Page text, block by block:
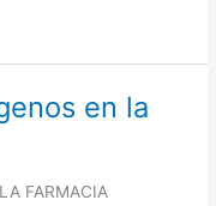
en la
FARMACIA